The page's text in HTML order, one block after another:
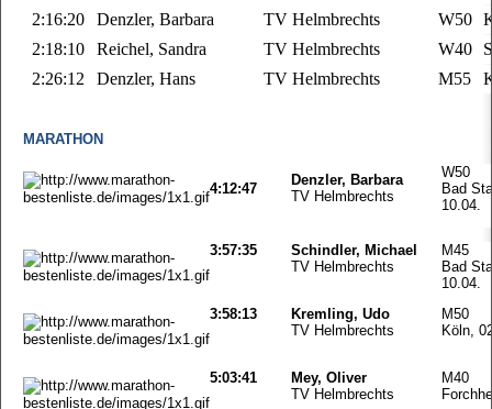
2:16:20
Denzler, Barbara TV Helmbrechts W50
2:18:10
Reichel, Sandra TV Helmbrechts W40
2:26:12
Denzler, Hans TV Helmbrechts M55
MARATHON
4:12:47
Denzler, Barbara
TV Helmbrechts
W50
Bad
10.04.
3:57:35
Schindler, Michael
TV Helmbrechts
M45
Bad
10.04.
3:58:13
Kremling, Udo
TV Helmbrechts
M50
Köln,
5:03:41
Mey, Oliver
TV Helmbrechts
M40